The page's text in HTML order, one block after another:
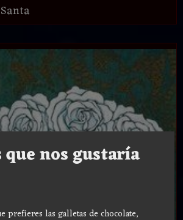
nos gustaría
prefieres las galletas de chocolate,